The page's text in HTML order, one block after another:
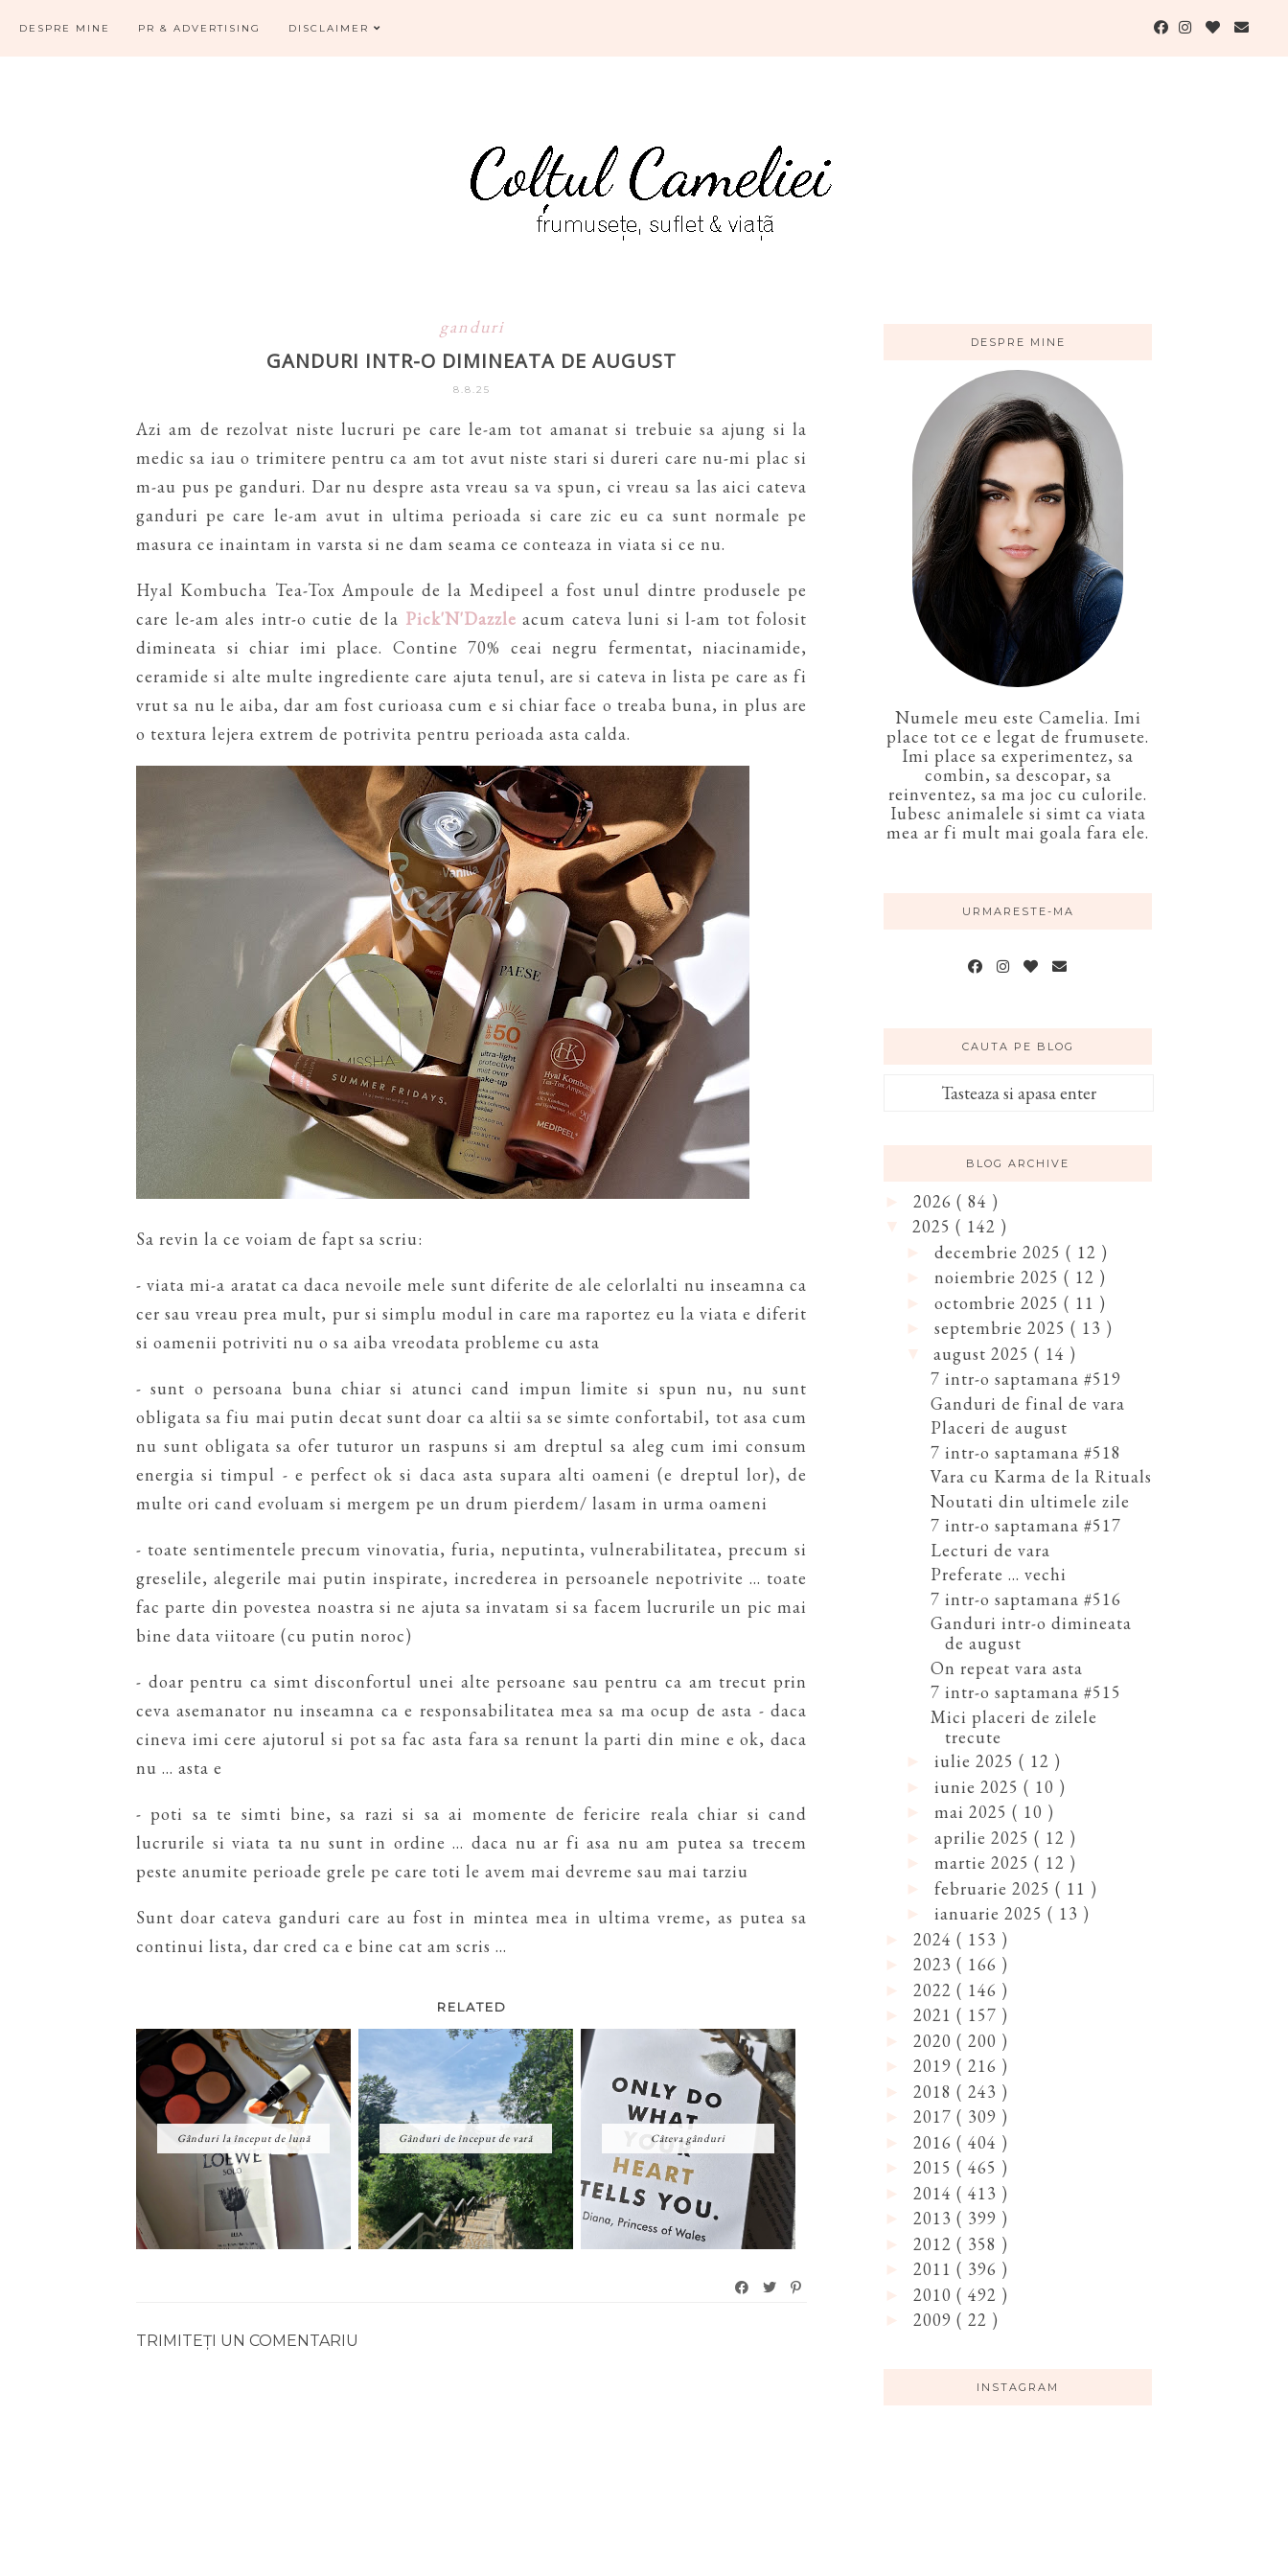
DESPRE MINE PR & ADVERTISING DISCLAIMER
ganduri
GANDURI INTR-O DIMINEATA DE AUGUST
8.8.25
Azi am de rezolvat niste lucruri pe care le-am tot amanat si trebuie sa ajung si la
medic sa iau o trimitere pentru ca am tot avut niste stari si dureri care nu-mi plac si
m-au pus pe ganduri. Dar nu despre asta vreau sa va spun, ci vreau sa las aici cateva
ganduri pe care le-am avut in ultima perioada si care zic eu ca sunt normale pe
masura ce inaintam in varsta si ne dam seama ce conteaza in viata si ce nu.
Hyal Kombucha Tea-Tox Ampoule de la Medipeel a fost unul dintre produsele pe
care le-am ales intr-o cutie de la Pick'N'Dazzle acum cateva luni si l-am tot folosit
dimineata si chiar imi place. Contine 70% ceai negru fermentat, niacinamide,
ceramide si alte multe ingrediente care ajuta tenul, are si cateva in lista pe care as fi
vrut sa nu le aiba, dar am fost curioasa cum e si chiar face o treaba buna, in plus are
o textura lejera extrem de potrivita pentru perioada asta calda.
Sa revin la ce voiam de fapt sa scriu:
- viata mi-a aratat ca daca nevoile mele sunt diferite de ale celorlalti nu inseamna ca
cer sau vreau prea mult, pur si simplu modul in care ma raportez eu la viata e diferit
si oamenii potriviti nu o sa aiba vreodata probleme cu asta
- sunt o persoana buna chiar si atunci cand impun limite si spun nu, nu sunt
obligata sa fiu mai putin decat sunt doar ca altii sa se simte confortabil, tot asa cum
nu sunt obligata sa ofer tuturor un raspuns si am dreptul sa aleg cum imi consum
energia si timpul - e perfect ok si daca asta supara alti oameni (e dreptul lor), de
multe ori cand evoluam si mergem pe un drum pierdem/ lasam in urma oameni
- toate sentimentele precum vinovatia, furia, neputinta, vulnerabilitatea, precum si
greselile, alegerile mai putin inspirate, increderea in persoanele nepotrivite ... toate
fac parte din povestea noastra si ne ajuta sa invatam si sa facem lucrurile un pic mai
bine data viitoare (cu putin noroc)
- doar pentru ca simt disconfortul unei alte persoane sau pentru ca am trecut prin
ceva asemanator nu inseamna ca e responsabilitatea mea sa ma ocup de asta - daca
cineva imi cere ajutorul si pot sa fac asta fara sa renunt la parti din mine e ok, daca
nu ... asta e
- poti sa te simti bine, sa razi si sa ai momente de fericire reala chiar si cand
lucrurile si viata ta nu sunt in ordine ... daca nu ar fi asa nu am putea sa trecem
peste anumite perioade grele pe care toti le avem mai devreme sau mai tarziu
Sunt doar cateva ganduri care au fost in mintea mea in ultima vreme, as putea sa
continui lista, dar cred ca e bine cat am scris ...
RELATED
Gânduri la început de lună Gânduri de început de vară Câteva gânduri
TRIMITEȚI UN COMENTARIU
DESPRE MINE
Numele meu este Camelia. Imi
place tot ce e legat de frumusete.
Imi place sa experimentez, sa
combin, sa descopar, sa
reinventez, sa ma joc cu culorile.
Iubesc animalele si simt ca viata
mea ar fi mult mai goala fara ele.
URMARESTE-MA
CAUTA PE BLOG
BLOG ARCHIVE
2026 ( 84 )
2025 ( 142 )
decembrie 2025 ( 12 )
noiembrie 2025 ( 12 )
octombrie 2025 ( 11 )
septembrie 2025 ( 13 )
august 2025 ( 14 )
7 intr-o saptamana #519
Ganduri de final de vara
Placeri de august
7 intr-o saptamana #518
Vara cu Karma de la Rituals
Noutati din ultimele zile
7 intr-o saptamana #517
Lecturi de vara
Preferate ... vechi
7 intr-o saptamana #516
Ganduri intr-o dimineata
de august
On repeat vara asta
7 intr-o saptamana #515
Mici placeri de zilele
trecute
iulie 2025 ( 12 )
iunie 2025 ( 10 )
mai 2025 ( 10 )
aprilie 2025 ( 12 )
martie 2025 ( 12 )
februarie 2025 ( 11 )
ianuarie 2025 ( 13 )
2024 ( 153 )
2023 ( 166 )
2022 ( 146 )
2021 ( 157 )
2020 ( 200 )
2019 ( 216 )
2018 ( 243 )
2017 ( 309 )
2016 ( 404 )
2015 ( 465 )
2014 ( 413 )
2013 ( 399 )
2012 ( 358 )
2011 ( 396 )
2010 ( 492 )
2009 ( 22 )
INSTAGRAM